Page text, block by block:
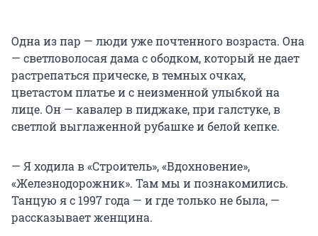
Одна из пар — люди уже почтенного возраста. Она
— светловолосая дама с ободком, который не дает
растрепаться прическе, в темных очках,
цветастом платье и с неизменной улыбкой на
лице. Он — кавалер в пиджаке, при галстуке, в
светлой выглаженной рубашке и белой кепке.
— Я ходила в «Строитель», «Вдохновение»,
«Железнодорожник». Там мы и познакомились.
Танцую я с 1997 года — и где только не была, —
рассказывает женщина.